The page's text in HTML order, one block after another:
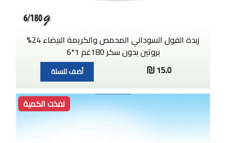
زبدة الفول السوداني المحمص والكريمة البيضاء 24%
بروتين بدون سكر 180غم 1*6
15.0
أضف للسلة
نفذت الكمية